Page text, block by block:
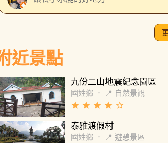
近景點
九份二山地震紀念園區
國姓鄉 ． 📍 自然景觀
grade grade grade grade star_border
泰雅渡假村
國姓鄉 ． 📍 遊憩景區